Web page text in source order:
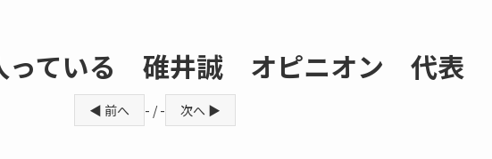
っている 碓井誠 オピニオン 代表
◀ 前へ - / - 次へ ▶